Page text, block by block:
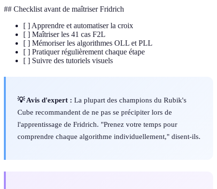
## Checklist avant de maîtriser Fridrich
[ ] Apprendre et automatiser la croix
[ ] Maîtriser les 41 cas F2L
[ ] Mémoriser les algorithmes OLL et PLL
[ ] Pratiquer régulièrement chaque étape
[ ] Suivre des tutoriels visuels
💡 Avis d'expert : La plupart des champions du Rubik's
Cube recommandent de ne pas se précipiter lors de
l'apprentissage de Fridrich. "Prenez votre temps pour
comprendre chaque algorithme individuellement," disent-ils.